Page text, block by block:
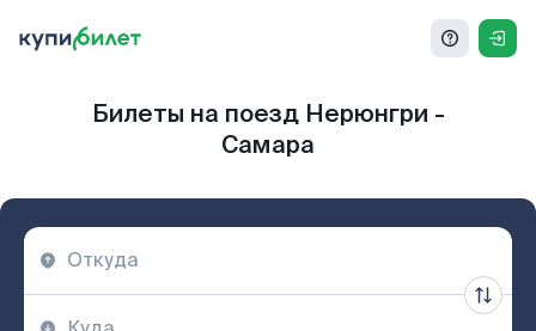
Билеты на поезд Нерюнгри -
Самара